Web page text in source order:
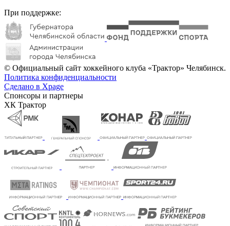
При поддержке:
© Официальный сайт хоккейного клуба «Трактор» Челябинск.
Политика конфиденциальности
Сделано в Xpage
Спонсоры и партнеры
ХК Трактор